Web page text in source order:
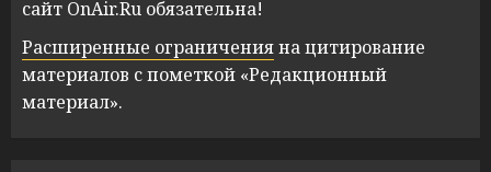
сайт OnAir.Ru обязательна!
Расширенные ограниченияна цитирование
материалов с пометкой «Редакционный
материал».